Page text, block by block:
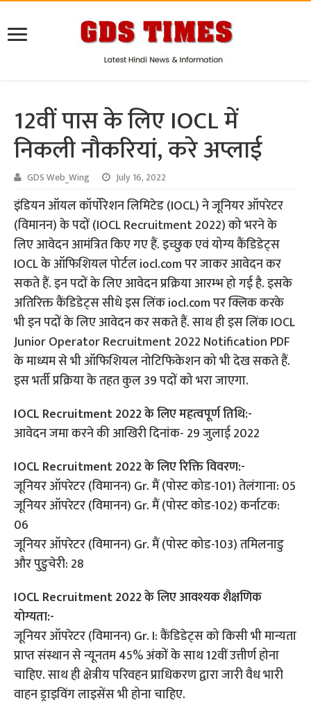
12वीं पास के लिए IOCL में
निकली नौकरियां, करे अप्लाई
GDS Web_Wing July 16, 2022
इंडियन ऑयल कॉर्पोरेशन लिमिटेड (IOCL) ने जूनियर ऑपरेटर
(विमानन) के पदों (IOCL Recruitment 2022) को भरने के
लिए आवेदन आमंत्रित किए गए हैं. इच्छुक एवं योग्य कैंडिडेट्स
IOCL के ऑफिशियल पोर्टल iocl.com पर जाकर आवेदन कर
सकते हैं. इन पदों के लिए आवेदन प्रक्रिया आरम्भ हो गई है. इसके
अतिरिक्त कैंडिडेट्स सीधे इस लिंक iocl.com पर क्लिक करके
भी इन पदों के लिए आवेदन कर सकते हैं. साथ ही इस लिंक IOCL
Junior Operator Recruitment 2022 Notification PDF
के माध्यम से भी ऑफिशियल नोटिफिकेशन को भी देख सकते हैं.
इस भर्ती प्रक्रिया के तहत कुल 39 पदों को भरा जाएगा.
IOCL Recruitment 2022 के लिए महत्वपूर्ण तिथि:-
आवेदन जमा करने की आखिरी दिनांक- 29 जुलाई 2022
IOCL Recruitment 2022 के लिए रिक्ति विवरण:-
जूनियर ऑपरेटर (विमानन) Gr. मैं (पोस्ट कोड-101) तेलंगाना: 05
जूनियर ऑपरेटर (विमानन) Gr. मैं (पोस्ट कोड-102) कर्नाटक:
06
जूनियर ऑपरेटर (विमानन) Gr. मैं (पोस्ट कोड-103) तमिलनाडु
और पुडुचेरी: 28
IOCL Recruitment 2022 के लिए आवश्यक शैक्षणिक
योग्यता:-
जूनियर ऑपरेटर (विमानन) Gr. I: कैंडिडेट्स को किसी भी मान्यता
प्राप्त संस्थान से न्यूनतम 45% अंकों के साथ 12वीं उत्तीर्ण होना
चाहिए. साथ ही क्षेत्रीय परिवहन प्राधिकरण द्वारा जारी वैध भारी
वाहन ड्राइविंग लाइसेंस भी होना चाहिए.